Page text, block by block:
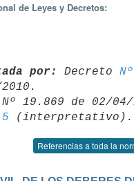
de Leyes y Decretos:
por: Decreto
19.869 de 02/04/
5
Referencias a toda la